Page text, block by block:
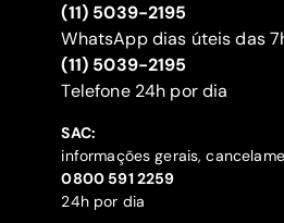
(11) 5039-2195
WhatsApp dias úteis das
(11) 5039-2195
‍Telefone 24h por dia
SAC:
informações gerais,
‍0800 591 2259
24h por dia